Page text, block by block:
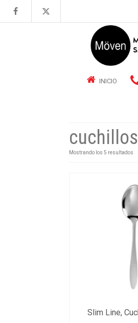
INICIO
Mostrando los 5 resultados
Slim Line,